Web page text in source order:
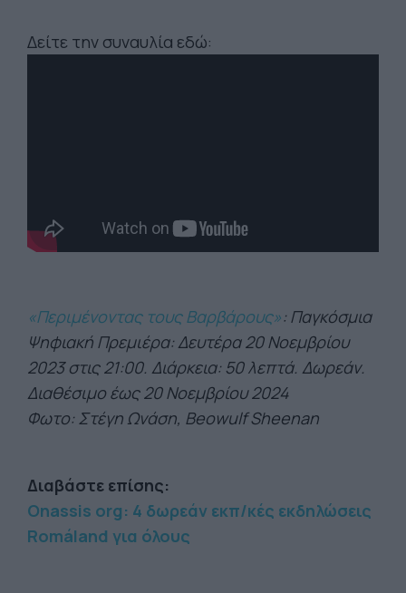
Δείτε την συναυλία εδώ:
«Περιμένοντας τους Βαρβάρους»: Παγκόσμια
Ψηφιακή Πρεμιέρα: Δευτέρα 20 Νοεμβρίου
2023 στις 21:00. Διάρκεια: 50 λεπτά. Δωρεάν.
Διαθέσιμο έως 20 Νοεμβρίου 2024
Φωτο: Στέγη Ωνάση, Beowulf Sheenan
Διαβάστε επίσης:
Onassis org: 4 δωρεάν εκπ/κές εκδηλώσεις
Romáland για όλους